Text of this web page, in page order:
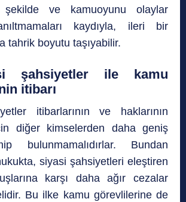
şekilde ve kamuoyunu olaylar
kaydıyla, ileri bir
tahrik boyutu taşıyabilir.
şahsiyetler ile kamu
itibarı
itibarlarının ve haklarının
diğer kimselerden daha geniş
bulunmamalıdırlar. Bundan
siyasi şahsiyetleri eleştiren
karşı daha ağır cezalar
Bu ilke kamu görevlilerine de